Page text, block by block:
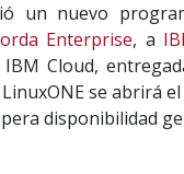
un nuevo
Enterprise, a
Cloud,
se abrirá
disponibilidad